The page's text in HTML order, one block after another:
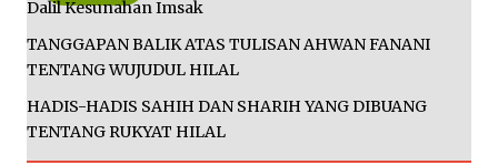
Dalil Kesunahan Imsak
TANGGAPAN BALIK ATAS TULISAN AHWAN FANANI
TENTANG WUJUDUL HILAL
HADIS-HADIS SAHIH DAN SHARIH YANG DIBUANG
TENTANG RUKYAT HILAL